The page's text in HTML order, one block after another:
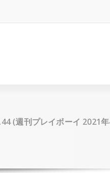
(週刊プレイボーイ 2021